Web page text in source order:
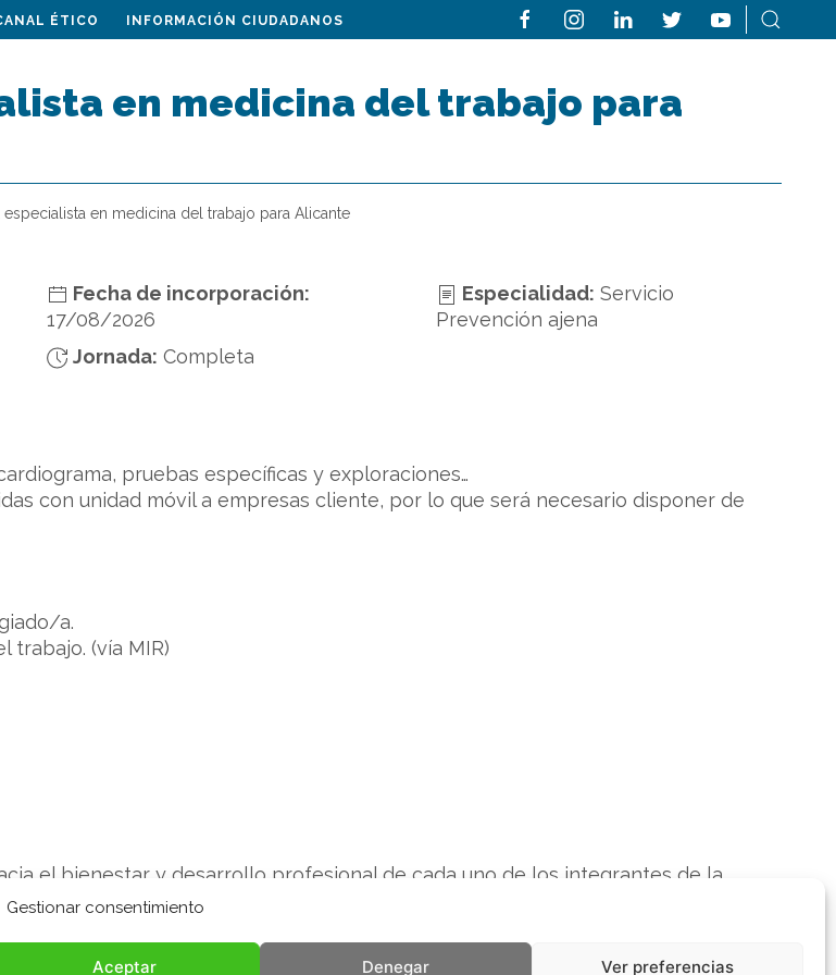
Gestionar consentimiento
Aceptar Denegar Ver preferencias
ÉTICO INFORMACIÓN CIUDADANOS
en medicina del trabajo para
en medicina del trabajo para Alicante
Fecha de incorporación:
17/08/2026
Especialidad: Servicio
Prevención ajena
Jornada: Completa
pruebas específicas y exploraciones…
con unidad móvil a empresas cliente, por lo que será necesario disponer de
a.
trabajo. (vía MIR)
el bienestar y desarrollo profesional de cada uno de los integrantes de la